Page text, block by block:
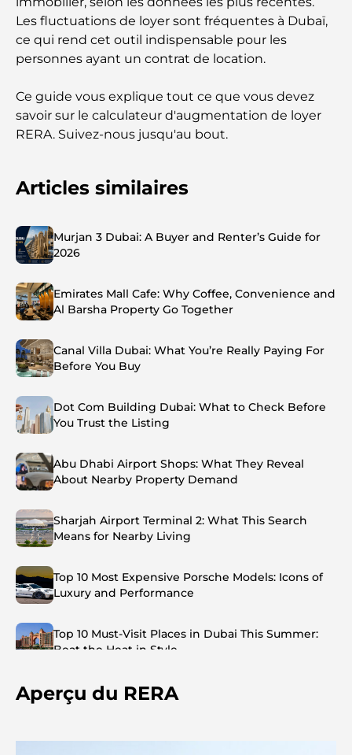
Les fluctuations de loyer sont fréquentes à Dubaï,
ce qui rend cet outil indispensable pour les
personnes ayant un contrat de location.
Ce guide vous explique tout ce que vous devez
savoir sur le calculateur d'augmentation de loyer
RERA. Suivez-nous jusqu'au bout.
Articles similaires
Murjan 3 Dubai: A Buyer and Renter’s Guide for
2026
Emirates Mall Cafe: Why Coffee, Convenience and
Al Barsha Property Go Together
Canal Villa Dubai: What You’re Really Paying For
Before You Buy
Dot Com Building Dubai: What to Check Before
You Trust the Listing
Abu Dhabi Airport Shops: What They Reveal
About Nearby Property Demand
Sharjah Airport Terminal 2: What This Search
Means for Nearby Living
Top 10 Most Expensive Porsche Models: Icons of
Luxury and Performance
Top 10 Must-Visit Places in Dubai This Summer:
Beat the Heat in Style
Top 7 Busiest Airports in the World: Hub of Global
Travel
Aperçu du RERA